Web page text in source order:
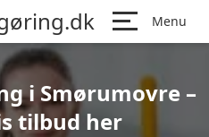
Menu
i Smørumovre –
tilbud her